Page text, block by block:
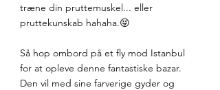
træne din pruttemuskel... eller
pruttekunskab hahaha.😝
Så hop ombord på et fly mod Istanbul
for at opleve denne fantastiske bazar.
Den vil med sine farverige gyder og